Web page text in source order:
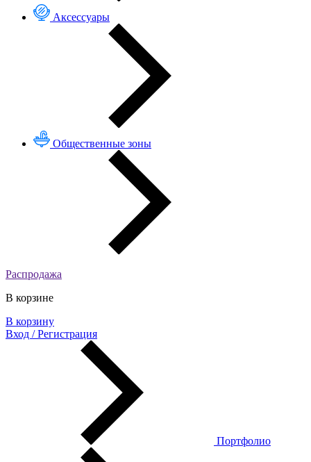
Аксессуары
Общественные зоны
Распродажа
В корзине
В корзину
Вход / Регистрация
Портфолио